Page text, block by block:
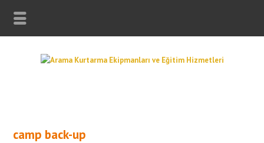
camp back-up